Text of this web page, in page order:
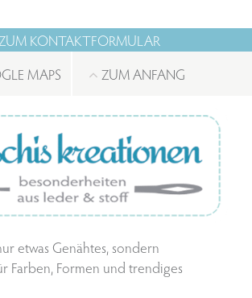
KONTAKTFORMULAR
MAPS
ZUM ANFANG
etwas Genähtes, sondern
Farben, Formen und trendiges